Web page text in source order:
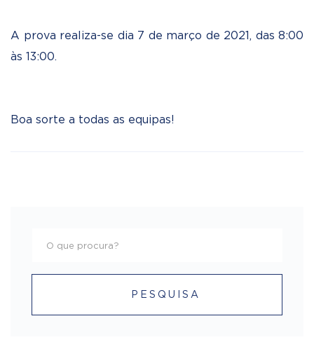
A prova realiza-se dia 7 de março de 2021, das 8:00
às 13:00.
Boa sorte a todas as equipas!
PESQUISA